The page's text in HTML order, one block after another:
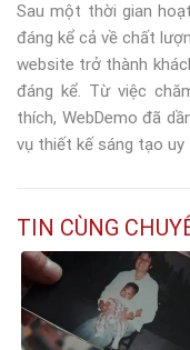
Sau một thời gian
đáng kể cả về chất
website trở thành
đáng kể. Từ việc
thích, WebDemo đã
vụ thiết kế sáng tạo uy
TIN CÙNG